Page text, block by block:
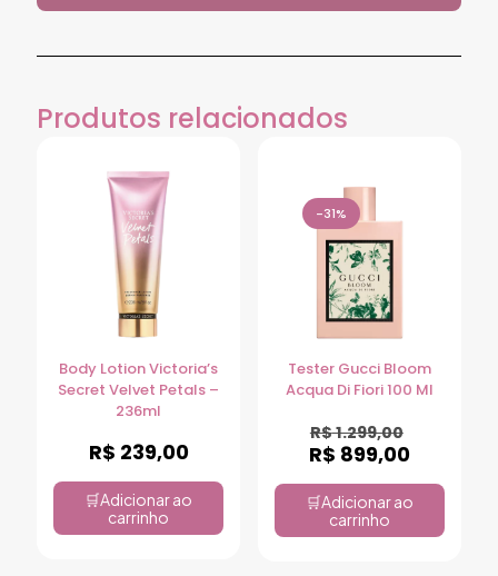
Produtos relacionados
Body Lotion Victoria’s
Secret Velvet Petals –
236ml
R$ 239,00
Adicionar ao
carrinho
-31%
Tester Gucci Bloom
Acqua Di Fiori 100 Ml
R$1.299,00
R$ 899,00
Adicionar ao
carrinho